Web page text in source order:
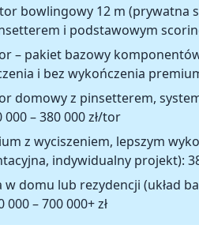
bowlingowy 12 m (prywatna
i podstawowym
– pakiet bazowy
i bez wykończenia
domowy z pinsetterem,
000 – 380 000 zł/tor
z wyciszeniem, lepszym
indywidualny projekt):
domu lub rezydencji (układ
000 – 700 000+ zł